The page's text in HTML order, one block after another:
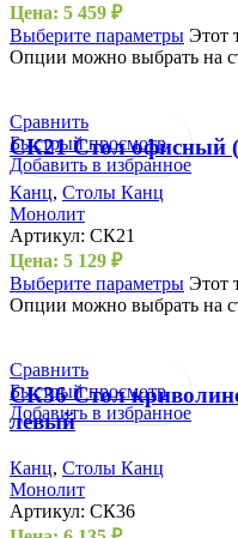
Цена: 5 459 ₽
Выберите параметры Этот
Опции можно выбрать на
Сравнить
Быстрый просмотр
Добавить в избранное
СК21 Стол офисный
Канц, Столы Канц
Монолит
Артикул: СК21
Цена: 5 129 ₽
Выберите параметры Этот
Опции можно выбрать на
Сравнить
Быстрый просмотр
Добавить в избранное
СК36 Стол
левый
Канц, Столы Канц
Монолит
Артикул: СК36